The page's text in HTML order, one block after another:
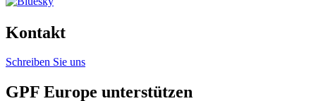
Kontakt
Schreiben Sie uns
GPF Europe unterstützen